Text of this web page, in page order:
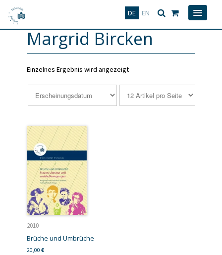
DE EN
Deutsch
Margrid Bircken
Einzelnes Ergebnis wird angezeigt
2010
Brüche und Umbrüche
20,00 €